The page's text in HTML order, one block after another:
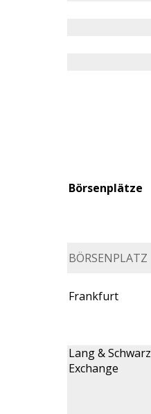
Börsenplätze
BÖRSENPLATZ
Frankfurt
Lang & Schwarz
Exchange